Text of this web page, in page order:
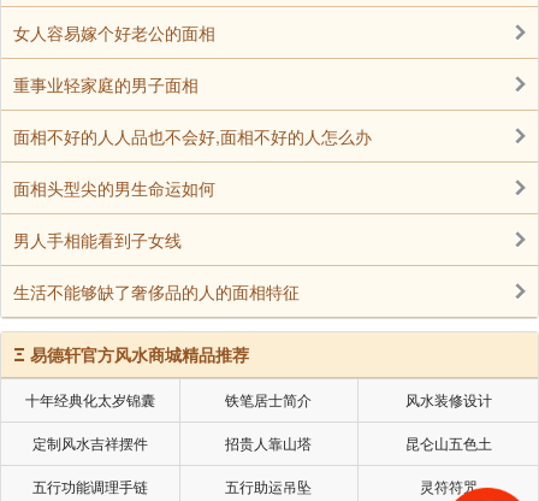
或者是事业线出现支线上伸到水星丘，将能发大财。这
种人多半是出现各利机遇而突然发财。
小结：一般情况下拥有上述手相的人偏财运都特别
好，但是需要注意的是，并不是说这类人就能够不务正
业，否则即使有再好的财运也无济于事。
声明：部分内容来于网络，如有侵权，请联系我们删除！以上内容，并
不代表易德轩观点。
女人容易嫁个好老公的面相
重事业轻家庭的男子面相
面相不好的人人品也不会好,面相不好的人怎么办
面相头型尖的男生命运如何
男人手相能看到子女线
生活不能够缺了奢侈品的人的面相特征
Ξ 易德轩官方风水商城精品推荐
十年经典化太岁锦囊 铁笔居士简介 风水装修设计
定制风水吉祥摆件 招贵人靠山塔 昆仑山五色土
五行功能调理手链 五行助运吊坠 灵符符咒